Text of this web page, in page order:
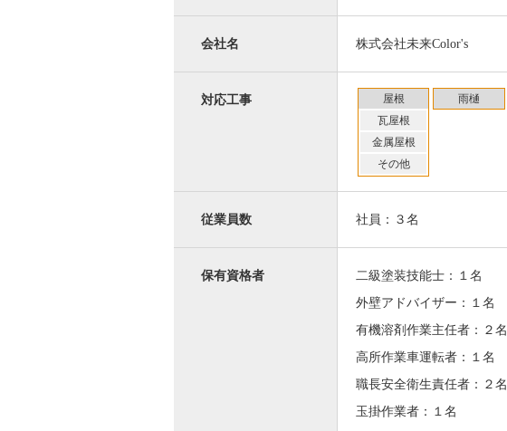
会社名 株式会社未来Color's
対応工事
屋根
瓦屋根
金属屋根
その他
雨樋
従業員数 社員：３名
保有資格者
二級塗装技能士：１名
外壁アドバイザー：１名
有機溶剤作業主任者：２名
高所作業車運転者：１名
職長安全衛生責任者：２名
玉掛作業者：１名